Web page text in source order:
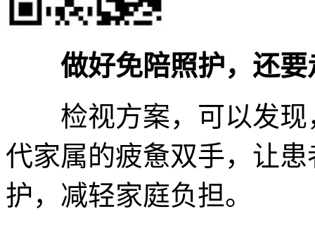
做好免陪照护，还
检视方案，可以发现
代家属的疲惫双手，让
护，减轻家庭负担。